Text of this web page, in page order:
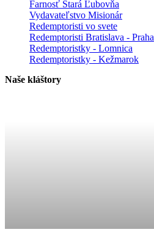
Farnosť Stará Ľubovňa
Vydavateľstvo Misionár
Redemptoristi vo svete
Redemptoristi Bratislava - Praha
Redemptoristky - Lomnica
Redemptoristky - Kežmarok
Naše kláštory